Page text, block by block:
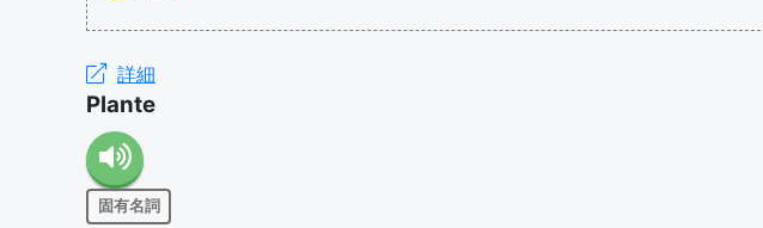
詳細
Plante
固有名詞